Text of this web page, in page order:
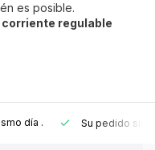
es posible.
regulable
día . Su pedido